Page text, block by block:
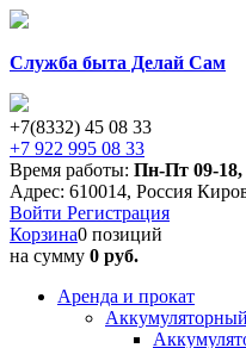
Служба быта Делай Сам
+7(8332) 45 08 33
+7 922 995 08 33
Время работы: Пн-Пт 09-18,
Адрес: 610014, Россия
Войти Регистрация
Корзина0 позиций
на сумму 0 руб.
Аренда и прокат